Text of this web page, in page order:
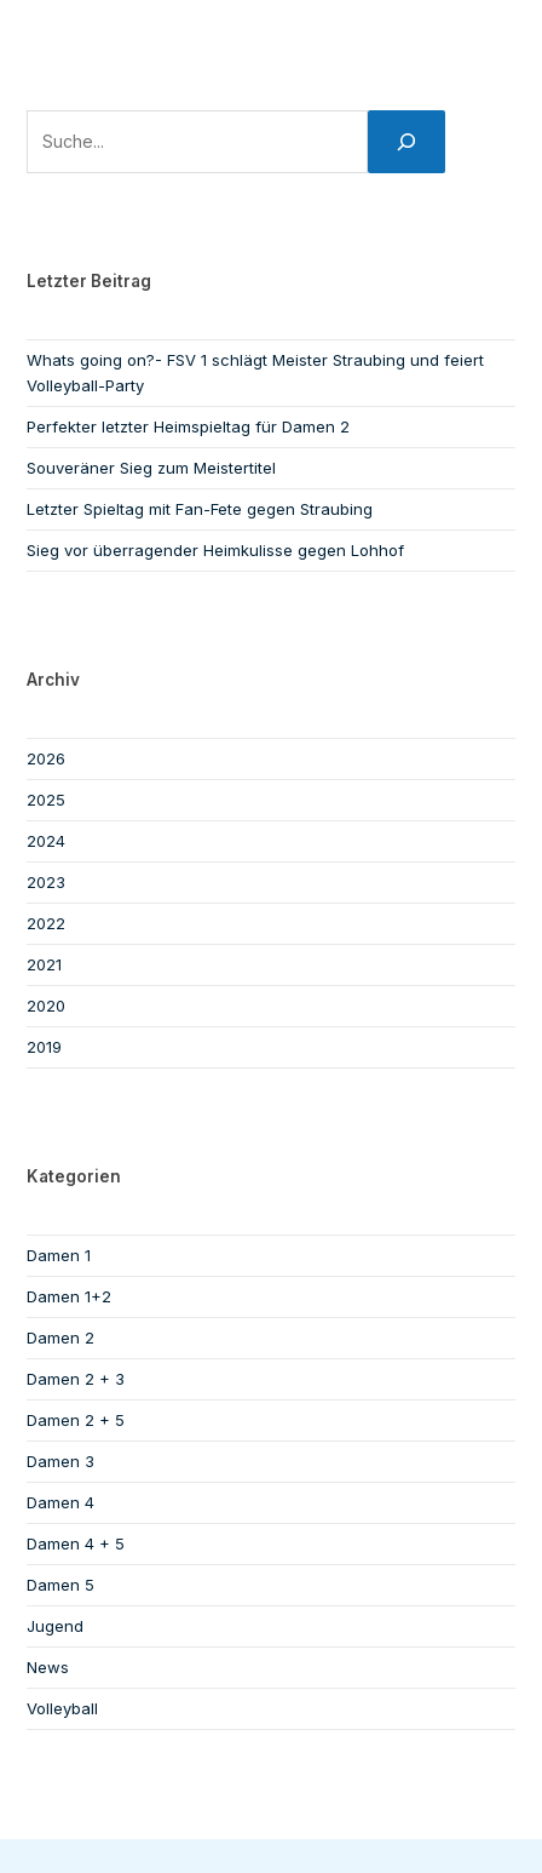
Letzter Beitrag
Whats going on?- FSV 1 schlägt Meister Straubing und feiert
Volleyball-Party
Perfekter letzter Heimspieltag für Damen 2
Souveräner Sieg zum Meistertitel
Letzter Spieltag mit Fan-Fete gegen Straubing
Sieg vor überragender Heimkulisse gegen Lohhof
Archiv
2026
2025
2024
2023
2022
2021
2020
2019
Kategorien
Damen 1
Damen 1+2
Damen 2
Damen 2 + 3
Damen 2 + 5
Damen 3
Damen 4
Damen 4 + 5
Damen 5
Jugend
News
Volleyball